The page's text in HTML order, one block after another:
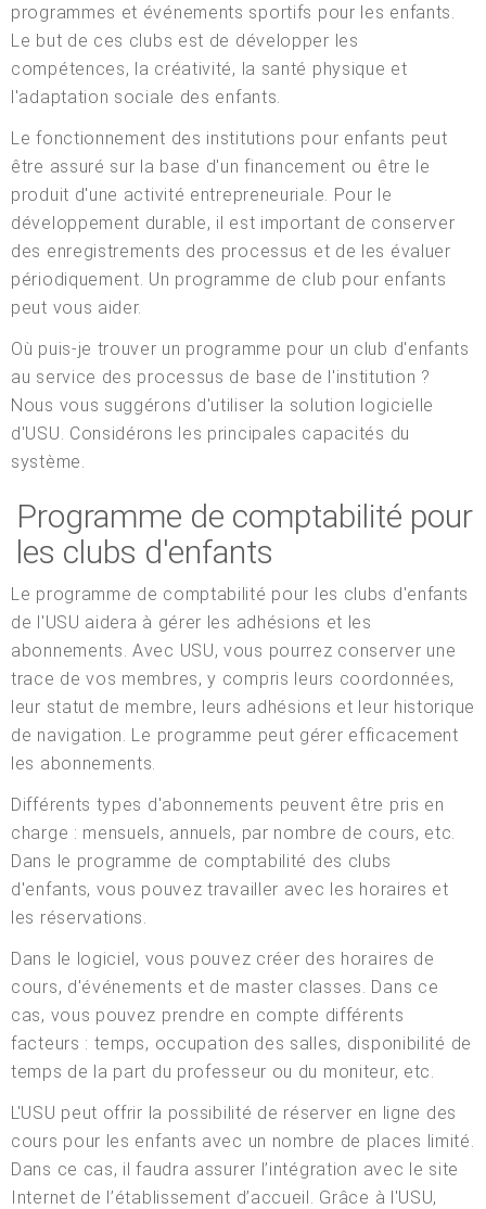
programmes et événements sportifs pour les enfants.
Le but de ces clubs est de développer les
compétences, la créativité, la santé physique et
l'adaptation sociale des enfants.
Le fonctionnement des institutions pour enfants peut
être assuré sur la base d'un financement ou être le
produit d'une activité entrepreneuriale. Pour le
développement durable, il est important de conserver
des enregistrements des processus et de les évaluer
périodiquement. Un programme de club pour enfants
peut vous aider.
Où puis-je trouver un programme pour un club d'enfants
au service des processus de base de l'institution ?
Nous vous suggérons d'utiliser la solution logicielle
d'USU. Considérons les principales capacités du
système.
Programme de comptabilité pour
les clubs d'enfants
Le programme de comptabilité pour les clubs d'enfants
de l'USU aidera à gérer les adhésions et les
abonnements. Avec USU, vous pourrez conserver une
trace de vos membres, y compris leurs coordonnées,
leur statut de membre, leurs adhésions et leur historique
de navigation. Le programme peut gérer efficacement
les abonnements.
Différents types d'abonnements peuvent être pris en
charge : mensuels, annuels, par nombre de cours, etc.
Dans le programme de comptabilité des clubs
d'enfants, vous pouvez travailler avec les horaires et
les réservations.
Dans le logiciel, vous pouvez créer des horaires de
cours, d'événements et de master classes. Dans ce
cas, vous pouvez prendre en compte différents
facteurs : temps, occupation des salles, disponibilité de
temps de la part du professeur ou du moniteur, etc.
L'USU peut offrir la possibilité de réserver en ligne des
cours pour les enfants avec un nombre de places limité.
Dans ce cas, il faudra assurer l’intégration avec le site
Internet de l’établissement d’accueil. Grâce à l'USU,